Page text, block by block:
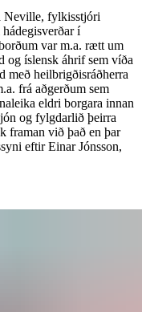
Neville, fylkisstjóri
í
var m.a. rætt um
og íslensk áhrif sem víða
með heilbrigðisráðherra
frá aðgerðum sem
eldri borgara innan
og fylgdarlið þeirra
framan við það en þar
eftir Einar Jónsson,